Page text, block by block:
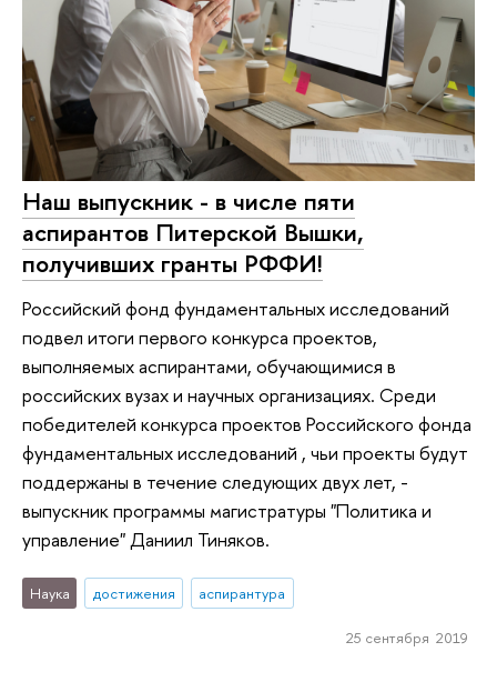
Наш выпускник - в числе пяти
аспирантов Питерской Вышки,
получивших гранты РФФИ!
Российский фонд фундаментальных исследований
подвел итоги первого конкурса проектов,
выполняемых аспирантами, обучающимися в
российских вузах и научных организациях. Среди
победителей конкурса проектов Российского фонда
фундаментальных исследований , чьи проекты будут
поддержаны в течение следующих двух лет, -
выпускник программы магистратуры "Политика и
управление" Даниил Тиняков.
Наука достижения аспирантура
25 сентября 2019